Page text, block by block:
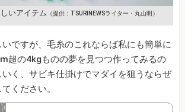
いアイテム （提供：TSURINEWSライター・丸山明）
ですが、毛糸のこれならば私にも簡単に
超の4kgものの夢を見つつ作ってみるの
いく、サビキ仕掛けでマダイを狙うならぜ
ください。